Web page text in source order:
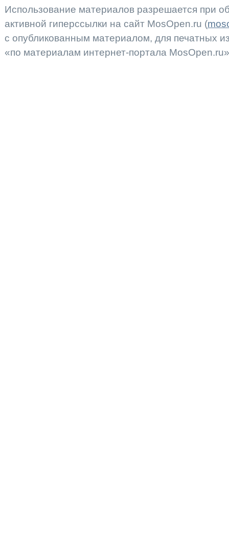
Использование материалов разрешается при
активной гиперссылки на сайт MosOpen.ru (
с опубликованным материалом, для печатных
«по материалам интернет-портала